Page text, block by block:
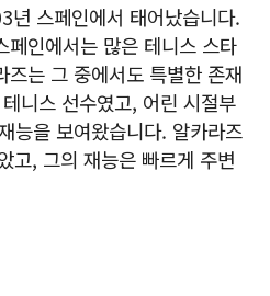
년 스페인에서 태어났습니다.
페인에서는 많은 테니스 스타
즈는 그 중에서도 특별한 존재
니스 선수였고, 어린 시절부
능을 보여왔습니다. 알카라즈
고, 그의 재능은 빠르게 주변